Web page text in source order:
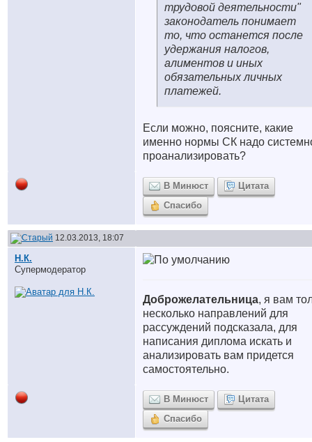
трудовой деятельности"
законодатель понимает
то, что останется после
удержания налогов,
алиментов и иных
обязательных личных
платежей.
Если можно, поясните, какие
именно нормы СК надо
проанализировать?
В Минюст
Цитата
Спасибо
12.03.2013, 18:07
Н.К.
Супермодератор
Доброжелательница, я вам
несколько направлений для
рассуждений подсказала, для
написания диплома искать и
анализировать вам придется
самостоятельно.
В Минюст
Цитата
Спасибо